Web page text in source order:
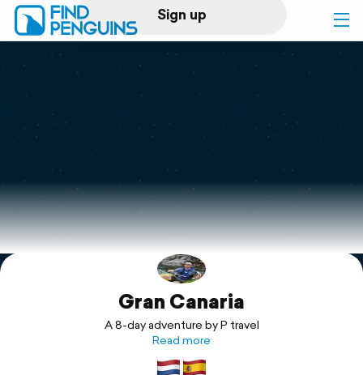
Sign up
Log in
Print a book
Flyover video
Explore
Gran Canaria
A 8-day adventure by P travel
Read more